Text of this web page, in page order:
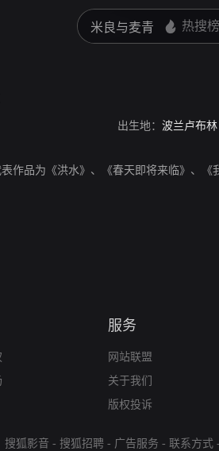
出生地： 波兰卢布林
作品为《洪水》、《春天即将来临》、《
服务
网站联盟
关于我们
版权投诉
搜狐影音 - 搜狐招聘 - 广告服务 - 联系方式 -